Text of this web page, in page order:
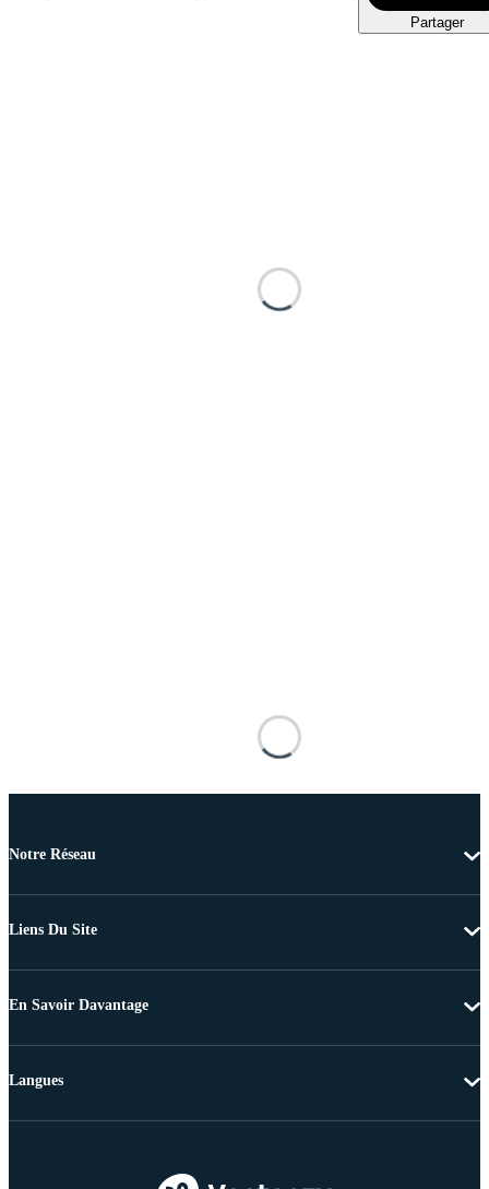
Partager
Notre Réseau
Liens Du Site
En Savoir Davantage
Langues